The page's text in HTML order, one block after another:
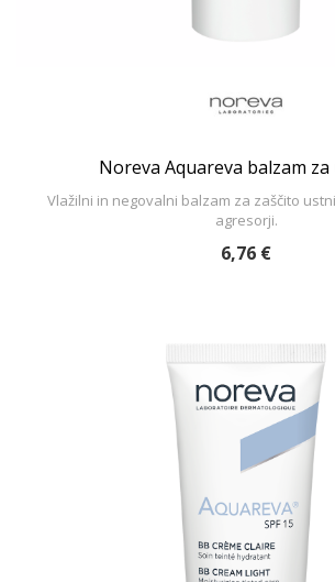
Noreva Aquareva balzam za
Vlažilni in negovalni balzam za zaščito
agresorji.
6,76 €